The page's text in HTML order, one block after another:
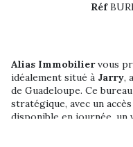
Réf
Alias Immobiliervous
idéalement situé à Jarry,
de Guadeloupe. Ce
stratégique, avec un
disponible en journée, un